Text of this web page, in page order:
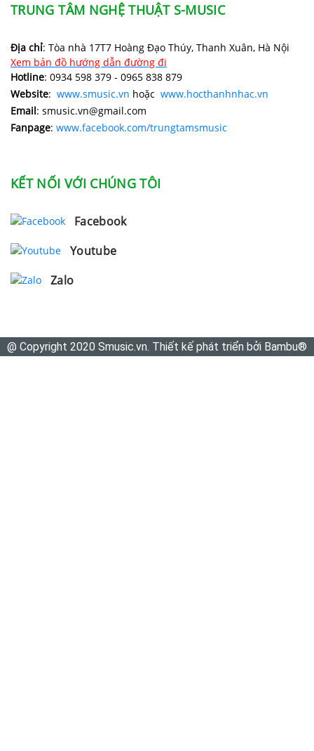
TRUNG TÂM NGHỆ THUẬT S-MUSIC
Địa chỉ: Tòa nhà 17T7 Hoàng Đạo Thúy, Thanh Xuân, Hà Nội
Xem bản đồ hướng dẫn đường đi
Hotline: 0934 598 379 - 0965 838 879
Website: www.smusic.vn hoặc www.hocthanhnhac.vn
Email: smusic.vn@gmail.com
Fanpage: www.facebook.com/trungtamsmusic
KẾT NỐI VỚI CHÚNG TÔI
Facebook
Youtube
Zalo
@ Copyright 2020 Smusic.vn. Thiết kế phát triển bởi Bambu®